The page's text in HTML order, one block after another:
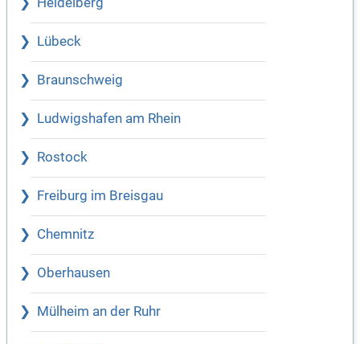
Heidelberg
Lübeck
Braunschweig
Ludwigshafen am Rhein
Rostock
Freiburg im Breisgau
Chemnitz
Oberhausen
Mülheim an der Ruhr